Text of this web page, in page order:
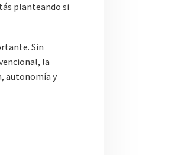
planteando si
Sin
la
autonomía y